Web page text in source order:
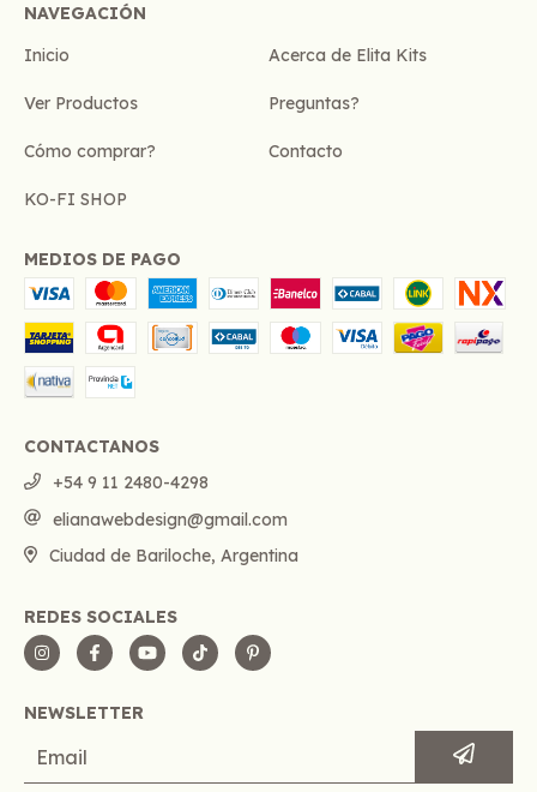
NAVEGACIÓN
Inicio
Acerca de Elita Kits
Ver Productos Preguntas?
Cómo comprar? Contacto
KO-FI SHOP
MEDIOS DE PAGO
CONTACTANOS
+54 9 11 2480-4298
elianawebdesign@gmail.com
Ciudad de Bariloche, Argentina
REDES SOCIALES
NEWSLETTER